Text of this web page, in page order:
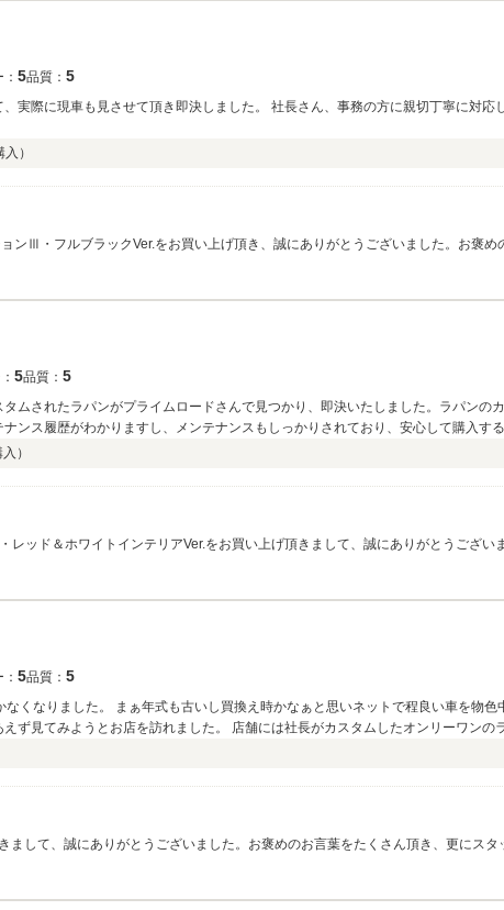
5品質： 5
実際に現車も見させて頂き即決しました。 社長さん、事務の方に親切丁寧に対応
入）
ンⅢ・フルブラックVer.をお買い上げ頂き、誠にありがとうございました。お褒め
5品質： 5
ムされたラパンがプライムロードさんで見つかり、即決いたしました。ラパンの
ンス履歴がわかりますし、メンテナンスもしっかりされており、安心して購入す
て、とても感激しております。次回もラパンを購入するとしたらプライムロード
）
ッド＆ホワイトインテリアVer.をお買い上げ頂きまして、誠にありがとうござい
5品質： 5
くなりました。 まぁ年式も古いし買換え時かなぁと思いネットで程良い車を物
ず見てみようとお店を訪れました。 店舗には社長がカスタムしたオンリーワンの
ているだけでもワクワク！ 外装だけでなく内装もとても素敵で、20年近く前のク
額でのコンプレッサー等の交換を持ちかけられたエアコンの故障がリレーを交換
。 そしてその数日後に再来し購入。 先日引取に伺いましたが、納車に対して社長
まして、誠にありがとうございました。お褒めのお言葉をたくさん頂き、更にス